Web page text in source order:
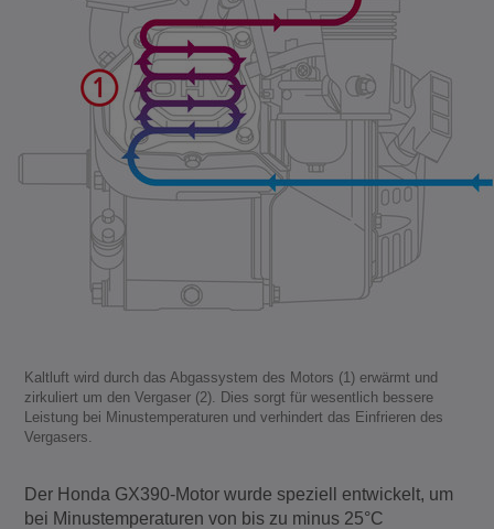
Kaltluft wird durch das Abgassystem des Motors (1) erwärmt und
zirkuliert um den Vergaser (2). Dies sorgt für wesentlich bessere
Leistung bei Minustemperaturen und verhindert das Einfrieren des
Vergasers.
Der Honda GX390-Motor wurde speziell entwickelt, um
bei Minustemperaturen von bis zu minus 25°C